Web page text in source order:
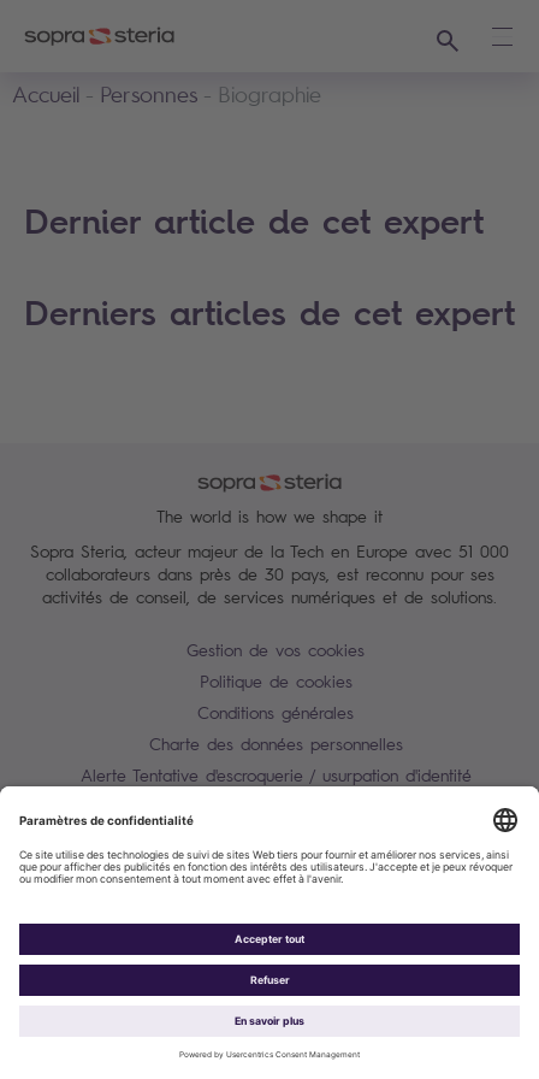
Recherche
Accueil
Personnes Biographie
Dernier article de cet expert
Derniers articles de cet expert
The world is how we shape it
Sopra Steria, acteur majeur de la Tech en Europe avec 51 000
collaborateurs dans près de 30 pays, est reconnu pour ses
activités de conseil, de services numériques et de solutions.
Gestion de vos cookies
Politique de cookies
Conditions générales
Charte des données personnelles
Alerte Tentative d'escroquerie / usurpation d'identité
Accessibilité : partiellement conforme
Sopra Steria 2026©